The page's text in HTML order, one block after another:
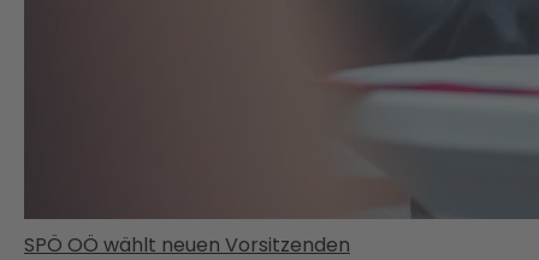
SPÖ OÖ wählt neuen Vorsitzenden